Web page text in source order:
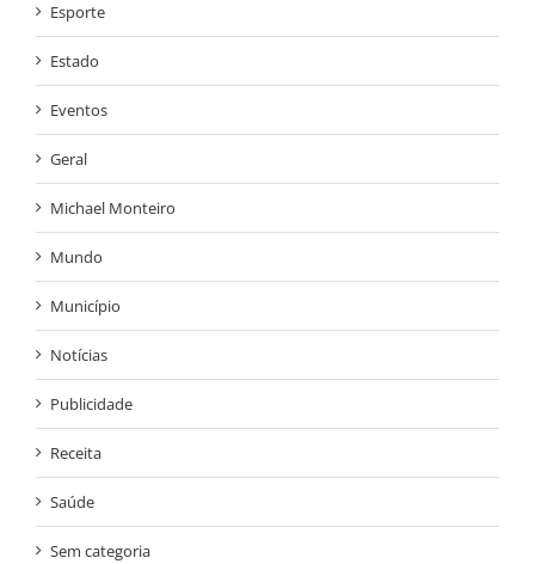
Esporte
Estado
Eventos
Geral
Michael Monteiro
Mundo
Município
Notícias
Publicidade
Receita
Saúde
Sem categoria